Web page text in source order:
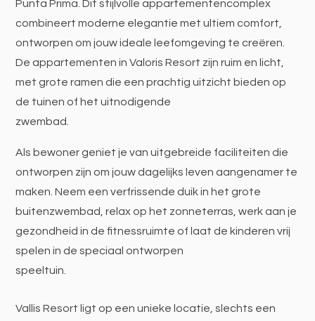
Punta Prima. Dit stijlvolle appartementencomplex
combineert moderne elegantie met ultiem comfort,
ontworpen om jouw ideale leefomgeving te creëren.
De appartementen in Valoris Resort zijn ruim en licht,
met grote ramen die een prachtig uitzicht bieden op
de tuinen of het uitnodigende
zwembad.
Als bewoner geniet je van uitgebreide faciliteiten die
ontworpen zijn om jouw dagelijks leven aangenamer te
maken. Neem een verfrissende duik in het grote
buitenzwembad, relax op het zonneterras, werk aan je
gezondheid in de fitnessruimte of laat de kinderen vrij
spelen in de speciaal ontworpen
speeltuin.
Vallis Resort ligt op een unieke locatie, slechts een